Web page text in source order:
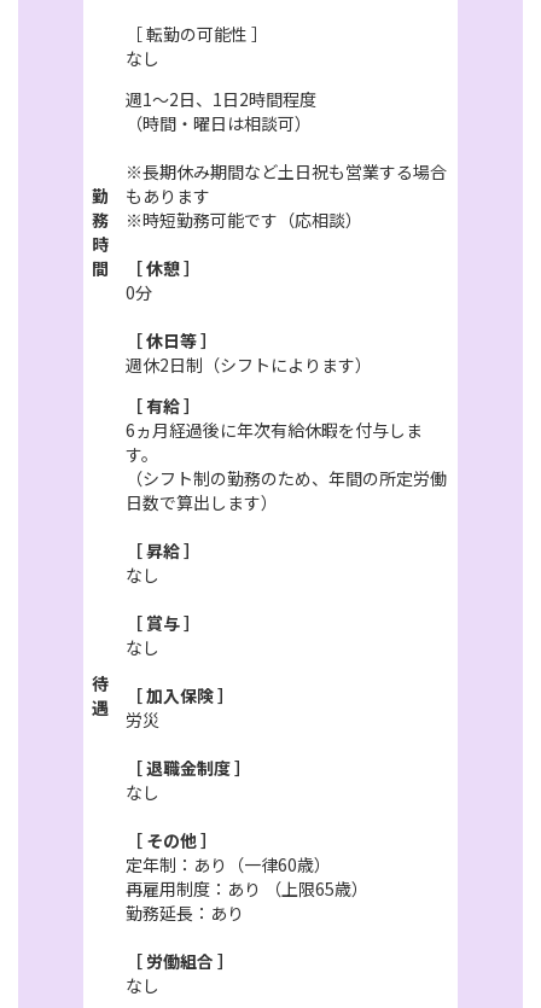
［ 転勤の可能性 ］
なし
勤
務
時
間
週1～2日、1日2時間程度
（時間・曜日は相談可）
※長期休み期間など土日祝も営業する場合
もあります
※時短勤務可能です（応相談）
［ 休憩 ］
0分
［ 休日等 ］
週休2日制（シフトによります）
待
遇
［ 有給 ］
6ヵ月経過後に年次有給休暇を付与しま
す。
（シフト制の勤務のため、年間の所定労働
日数で算出します）
［ 昇給 ］
なし
［ 賞与 ］
なし
［ 加入保険 ］
労災
［ 退職金制度 ］
なし
［ その他 ］
定年制：あり（一律60歳）
再雇用制度：あり （上限65歳）
勤務延長：あり
［ 労働組合 ］
なし